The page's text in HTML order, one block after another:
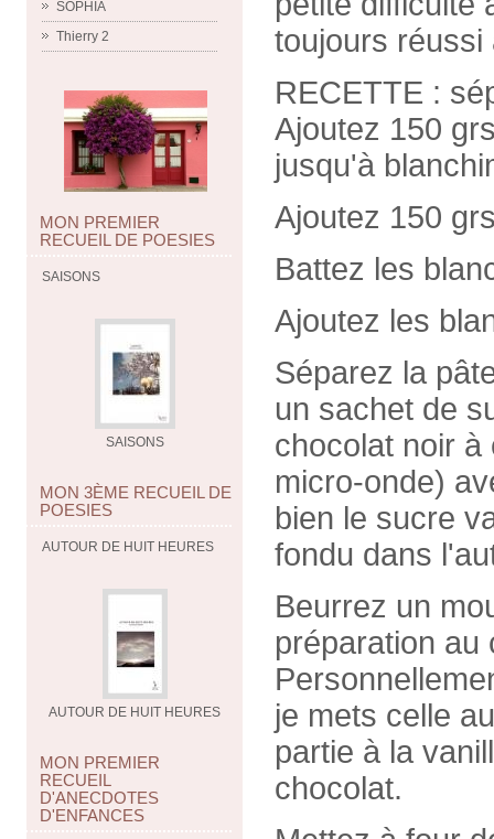
SOPHIA
Thierry 2
MON PREMIER
RECUEIL DE POESIES
SAISONS
SAISONS
MON 3ÈME RECUEIL DE
POESIES
AUTOUR DE HUIT HEURES
AUTOUR DE HUIT HEURES
MON PREMIER
RECUEIL
D'ANECDOTES
D'ENFANCES
toujours réussi
RECETTE :
Ajoutez 150
jusqu'à
Ajoutez 150
Battez les
Ajoutez les
Séparez la
un sachet de
chocolat noir à
micro-onde)
bien le sucre
fondu dans
Beurrez un
préparation au
je mets celle
partie à la
chocolat.